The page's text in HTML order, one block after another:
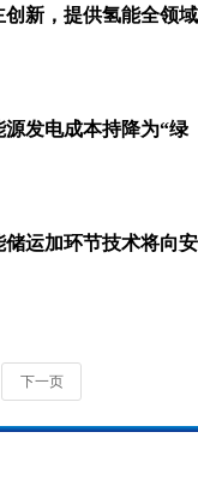
新，提供氢能全领域
发电成本持降为“绿
行性
运加环节技术将向安
向发展
下一页